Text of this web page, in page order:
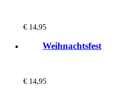
€ 14,95
Weihnachtsfest
€ 14,95